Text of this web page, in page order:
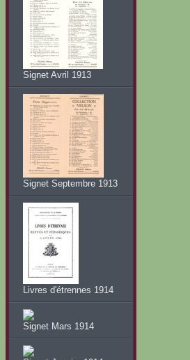
Signet Avril 1913
Signet Septembre 1913
Livres d'étrennes 1914
Signet Mars 1914